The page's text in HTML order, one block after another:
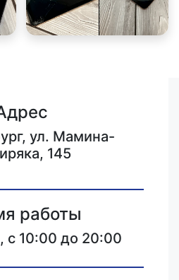
ул. Мамина-
145
работы
с 10:00 до 20:00